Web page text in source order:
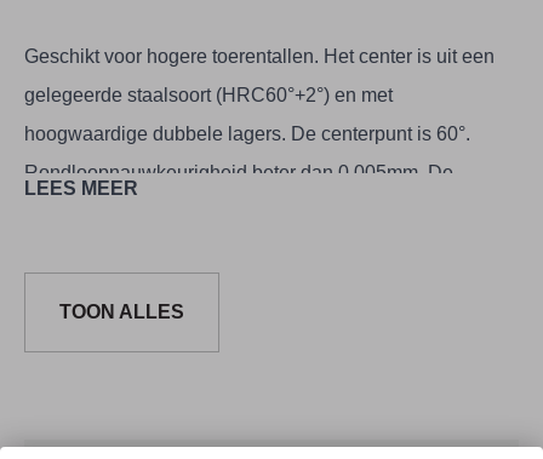
Geschikt voor hogere toerentallen. Het center is uit een
gelegeerde staalsoort (HRC60°+2°) en met
hoogwaardige dubbele lagers. De centerpunt is 60°.
Rondloopnauwkeurigheid beter dan 0,005mm. De
LEES MEER
TOON ALLES